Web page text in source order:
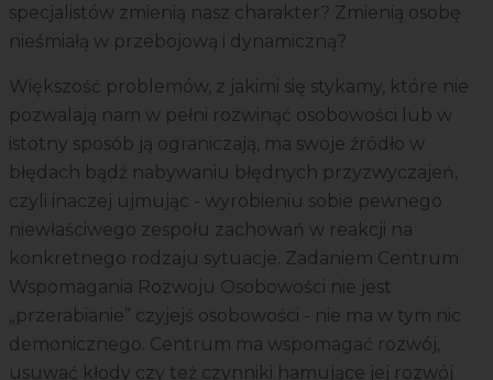
specjalistów zmienią nasz charakter? Zmienią osobę
nieśmiałą w przebojową i dynamiczną?
Większość problemów, z jakimi się stykamy, które nie
pozwalają nam w pełni rozwinąć osobowości lub w
istotny sposób ją ograniczają, ma swoje źródło w
błędach bądź nabywaniu błędnych przyzwyczajeń,
czyli inaczej ujmując - wyrobieniu sobie pewnego
niewłaściwego zespołu zachowań w reakcji na
konkretnego rodzaju sytuacje. Zadaniem Centrum
Wspomagania Rozwoju Osobowości nie jest
„przerabianie” czyjejś osobowości - nie ma w tym nic
demonicznego. Centrum ma wspomagać rozwój,
usuwać kłody czy też czynniki hamujące jej rozwój